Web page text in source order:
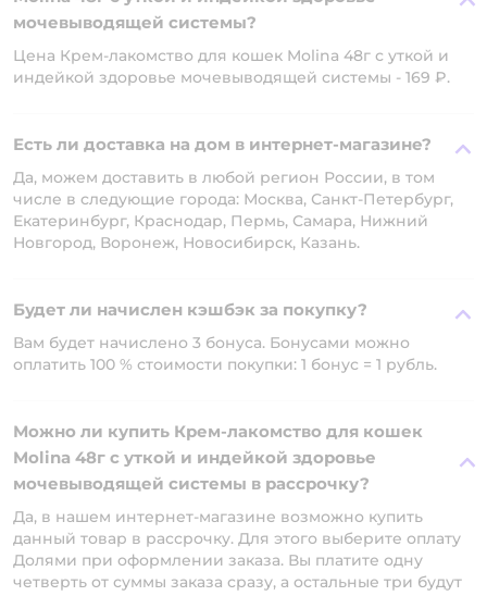
мочевыводящей системы?
Цена Крем-лакомство для кошек Molina 48г с уткой и
индейкой здоровье мочевыводящей системы - 169 ₽.
Есть ли доставка на дом в интернет-магазине?
Да, можем доставить в любой регион России, в том
числе в следующие города: Москва, Санкт-Петербург,
Екатеринбург, Краснодар, Пермь, Самара, Нижний
Новгород, Воронеж, Новосибирск, Казань.
Будет ли начислен кэшбэк за покупку?
Вам будет начислено 3 бонуса. Бонусами можно
оплатить 100 % стоимости покупки: 1 бонус = 1 рубль.
Можно ли купить Крем-лакомство для кошек
Molina 48г с уткой и индейкой здоровье
мочевыводящей системы в рассрочку?
Да, в нашем интернет-магазине возможно купить
данный товар в рассрочку. Для этого выберите оплату
Долями при оформлении заказа. Вы платите одну
четверть от суммы заказа сразу, а остальные три будут